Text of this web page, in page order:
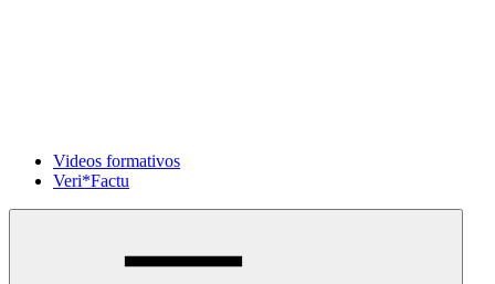
Videos formativos
Veri*Factu